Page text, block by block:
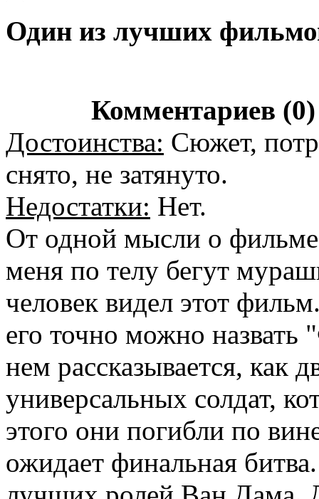
Один из лучших
Комментариев (0)
Достоинства: Сюжет,
снято, не затянуто.
Недостатки: Нет.
От одной мысли о
меня по телу бегут
человек видел этот
его точно можно
нем рассказывается, как
универсальных солдат,
этого они погибли по
ожидает финальная